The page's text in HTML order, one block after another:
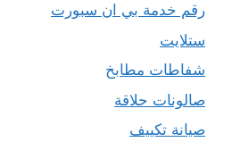
رقم خدمة بي ان سبورت
ستلايت
شفاطات مطابخ
صالونات حلاقة
صيانة تكييف